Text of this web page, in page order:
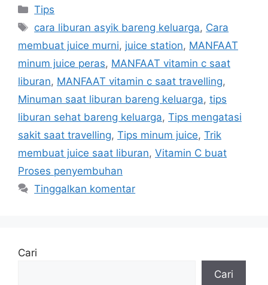
Kategori
Tips
Tag
cara liburan asyik bareng keluarga, Cara
membuat juice murni, juice station, MANFAAT
minum juice peras, MANFAAT vitamin c saat
liburan, MANFAAT vitamin c saat travelling,
Minuman saat liburan bareng keluarga, tips
liburan sehat bareng keluarga, Tips mengatasi
sakit saat travelling, Tips minum juice, Trik
membuat juice saat liburan, Vitamin C buat
Proses penyembuhan
Tinggalkan komentar
Cari
Cari